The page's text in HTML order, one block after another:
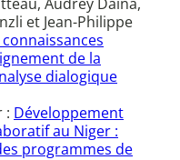
et Jean-Philippe
de la
dialogique
: Développement
au Niger :
programmes de